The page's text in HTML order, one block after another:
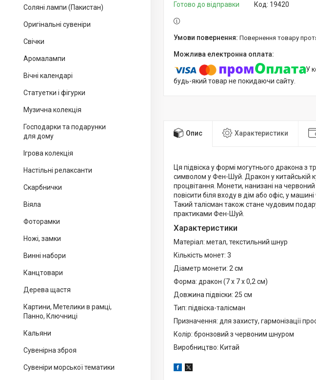
Соляні лампи (Пакистан)
Оригінальні сувеніри
Свічки
Аромалампи
Вічні календарі
Статуетки і фігурки
Музична колекція
Господарки та подарунки
для дому
Ігрова колекція
Настільні релаксанти
Скарбнички
Віяла
Фоторамки
Ножі, замки
Винні набори
Канцтовари
Дерева щастя
Картини, Метелики в рамці,
Панно, Ключниці
Кальяни
Сувенірна зброя
Сувеніри морської тематики
Готово до відправки Код: 19420
повернення товару
У
будь-який товар не покидаючи сайту.
Опис Характеристики
Ця підвіска у формі могутнього дракона
символом у Фен-Шуй. Дракон у китайській
процвітання. Монети, нанизані на
повісити біля входу в дім або офіс, у
Такий талісман також стане чудовим
практиками Фен-Шуй.
Характеристики
Матеріал: метал, текстильний шнур
Кількість монет: 3
Діаметр монети: 2 см
Форма: дракон (7 х 7 х 0,2 см)
Довжина підвіски: 25 см
Тип: підвіска-талісман
Призначення: для захисту, гармонізації
Колір: бронзовий з червоним шнуром
Виробництво: Китай